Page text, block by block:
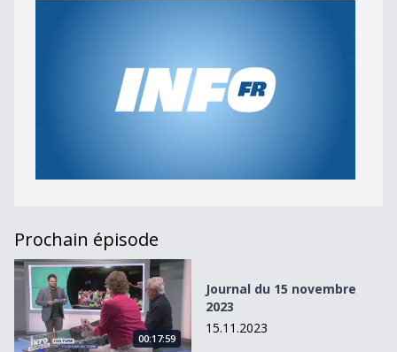
Prochain épisode
Journal du 15 novembre 2023
00:17:59
Journal du 15 novembre
2023
15.11.2023